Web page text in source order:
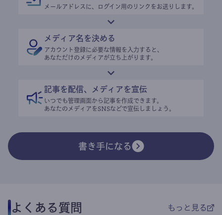
メールアドレスに、ログイン用のリンクをお送りします。
メディア名を決める
アカウント登録に必要な情報を入力すると、
あなただけのメディアが立ち上がります。
記事を配信、メディアを宣伝
いつでも管理画面から記事を作成できます。
あなたのメディアをSNSなどで宣伝しましょう。
書き手になる
よくある質問 もっと見る